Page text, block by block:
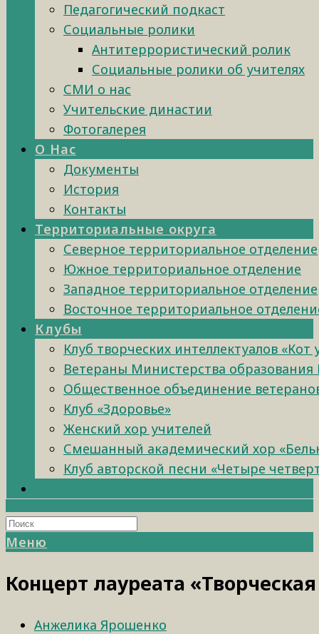
Педагогический подкаст
Социальные ролики
Антитеррористический ролик
Социальные ролики об учителях
СМИ о нас
Учительские династии
Фотогалерея
О Нас
Документы
История
Контакты
Территориальные округа
Северное территориальное отделение
Южное территориальное отделение
Западное территориальное отделение
Восточное территориальное
Клубы
Клуб творческих интеллектуалов «Кот
Ветераны Министерства образования
Общественное объединение
Клуб «Здоровье»
Женский хор учителей
Смешанный академический хор
Клуб авторской песни «Четыре
Меню
Концерт лауреата
Анжелика Ярошенко